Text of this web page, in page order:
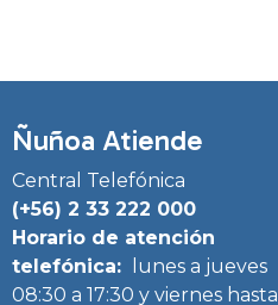
Ñuñoa Atiende
Central Telefónica
(+56) 2 33 222 000
Horario de atención
telefónica:
lunes a jueves
08:30 a 17:30 y viernes hasta